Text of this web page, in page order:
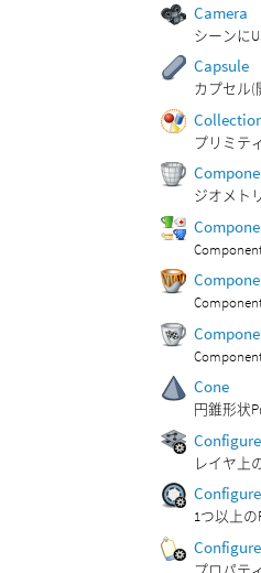
Camera
シーンに
Capsule
カプセル(
プリミテ
ジオメト
Cone
円錐形状
レイヤ上
1つ以上